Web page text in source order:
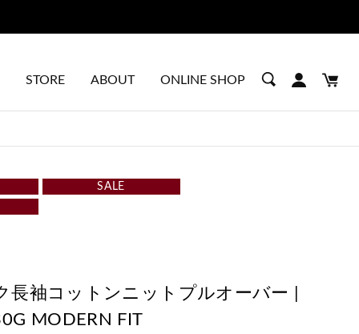
STORE ABOUT ONLINE SHOP
SALE
長袖コットンニットプルオーバー |
MODERN FIT